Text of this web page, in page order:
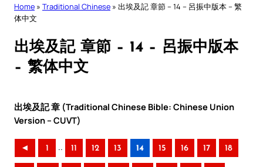
Home » Traditional Chinese » 出埃及記 章節 – 14 – 呂振中版本 – 繁
体中文
出埃及記 章節 – 14 – 呂振中版本
– 繁体中文
出埃及記 章 (Traditional Chinese Bible: Chinese Union
Version – CUVT)
◄ 1 .. 11 12 13 14 15 16 17 18